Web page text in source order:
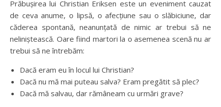
Prăbușirea lui Christian Eriksen este un eveniment cauzat
de ceva anume, o lipsă, o afecțiune sau o slăbiciune, dar
căderea spontană, neanunțată de nimic ar trebui să ne
neliniștească. Oare fiind martori la o asemenea scenă nu ar
trebui să ne întrebăm:
Dacă eram eu în locul lui Christian?
Dacă nu mă mai puteau salva? Eram pregătit să plec?
Dacă mă salvau, dar rămâneam cu urmări grave?